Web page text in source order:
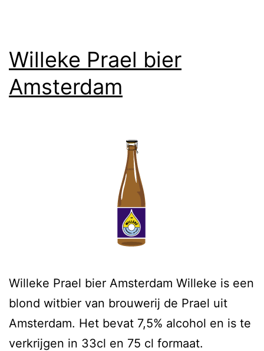
Willeke Prael bier
Amsterdam
Willeke Prael bier Amsterdam Willeke is een
blond witbier van brouwerij de Prael uit
Amsterdam. Het bevat 7,5% alcohol en is te
verkrijgen in 33cl en 75 cl formaat.